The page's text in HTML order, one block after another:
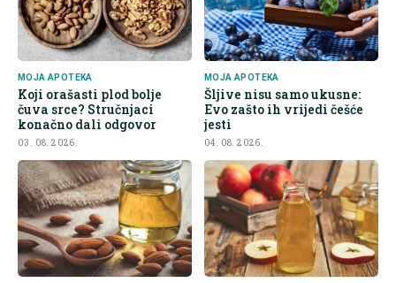
MOJA APOTEKA
Koji orašasti plod bolje
čuva srce? Stručnjaci
konačno dali odgovor
03. 08. 2026.
MOJA APOTEKA
Šljive nisu samo ukusne:
Evo zašto ih vrijedi češće
jesti
04. 08. 2026.